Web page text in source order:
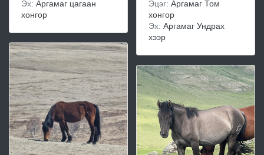
Эх: Аргамаг цагаан
хонгор
Эцэг: Аргамаг Том
хонгор
Эх: Аргамаг Ундрах
хээр